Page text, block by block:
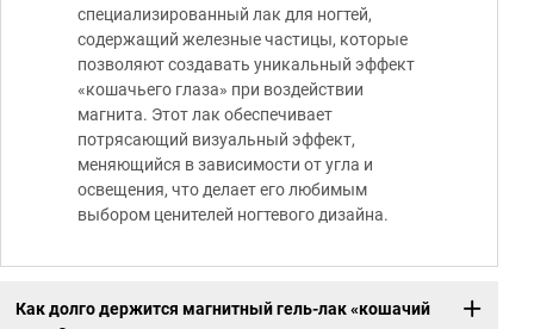
специализированный лак для ногтей,
содержащий железные частицы, которые
позволяют создавать уникальный эффект
«кошачьего глаза» при воздействии
магнита. Этот лак обеспечивает
потрясающий визуальный эффект,
меняющийся в зависимости от угла и
освещения, что делает его любимым
выбором ценителей ногтевого дизайна.
Как долго держится магнитный гель-лак «кошачий